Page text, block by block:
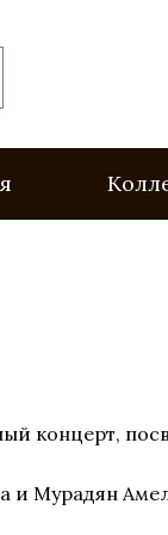
концерт,
и Мурадян